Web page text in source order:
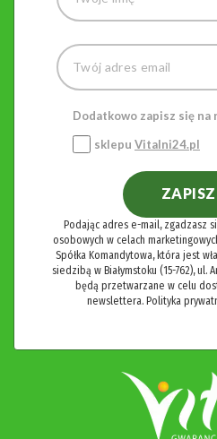
Dodatkowo zapisz się
sklepu Vitalni24.pl
ZAPISZ
Podając adres e-mail, zgadzasz
osobowych w celach
Spółka Komandytowa, która jest
siedzibą w Białymstoku (15-762), ul.
będą przetwarzane w celu
newslettera. Polityka